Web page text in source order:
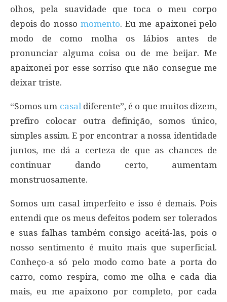
olhos, pela suavidade que toca o meu corpo
depois do nosso momento. Eu me apaixonei pelo
modo de como molha os lábios antes de
pronunciar alguma coisa ou de me beijar. Me
apaixonei por esse sorriso que não consegue me
deixar triste.
“Somos um casal diferente”, é o que muitos dizem,
prefiro colocar outra definição, somos único,
simples assim. E por encontrar a nossa identidade
juntos, me dá a certeza de que as chances de
continuar dando certo, aumentam
monstruosamente.
Somos um casal imperfeito e isso é demais. Pois
entendi que os meus defeitos podem ser tolerados
e suas falhas também consigo aceitá-las, pois o
nosso sentimento é muito mais que superficial.
Conheço-a só pelo modo como bate a porta do
carro, como respira, como me olha e cada dia
mais, eu me apaixono por completo, por cada